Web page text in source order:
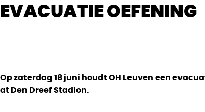
EVACUATIE OEFENING
Op zaterdag 18 juni houdt OH Leuven een
at Den Dreef Stadion.